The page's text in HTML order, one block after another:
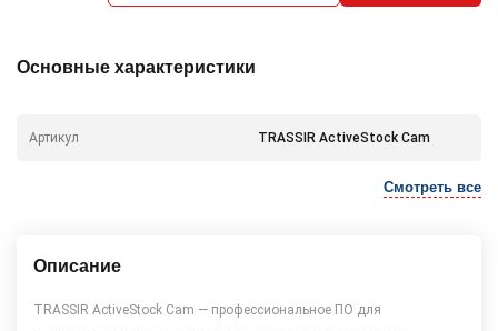
Основные характеристики
Артикул TRASSIR ActiveStock Cam
Смотреть все
Описание
TRASSIR ActiveStock Cam — профессиональное ПО для